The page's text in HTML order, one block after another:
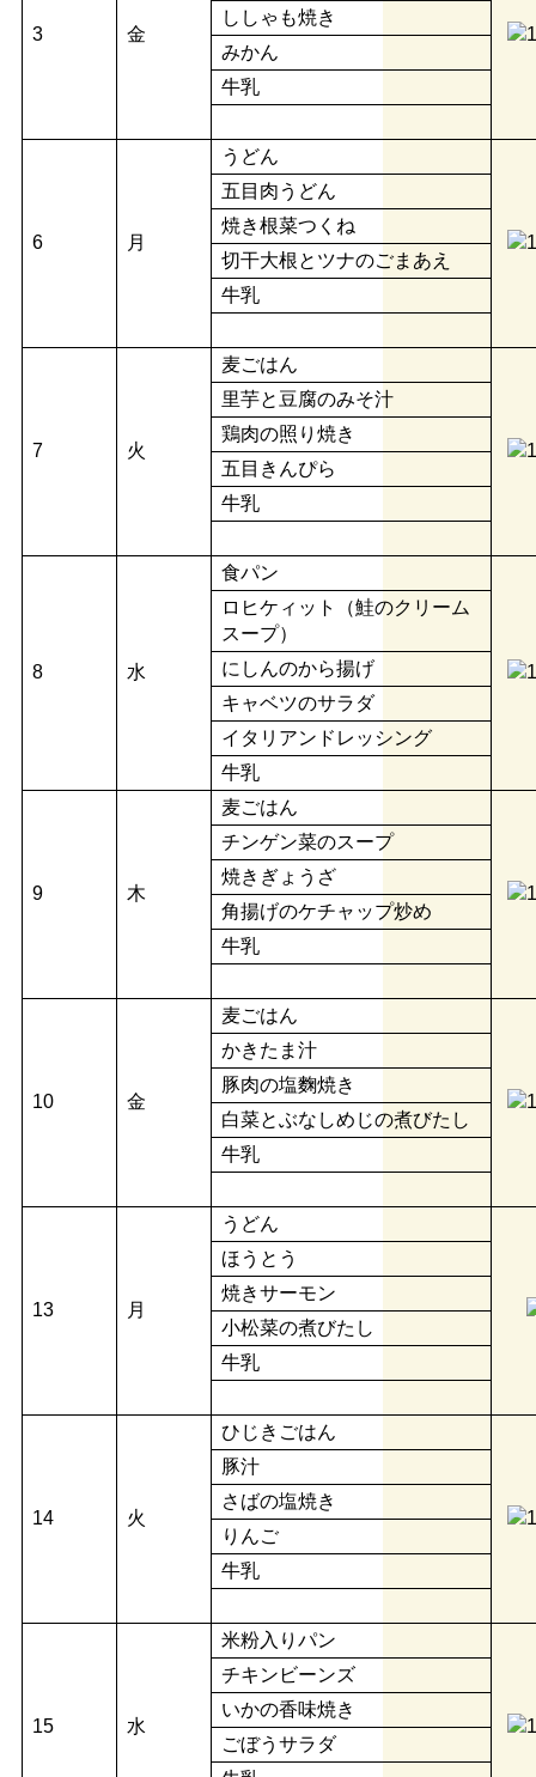
3 金
ししゃも焼き
みかん
牛乳
6 月
うどん
五目肉うどん
焼き根菜つくね
切干大根とツナのごまあえ
牛乳
7 火
麦ごはん
里芋と豆腐のみそ汁
鶏肉の照り焼き
五目きんぴら
牛乳
8 水
食パン
ロヒケィット（鮭のクリーム
スープ）
にしんのから揚げ
キャベツのサラダ
イタリアンドレッシング
牛乳
9 木
麦ごはん
チンゲン菜のスープ
焼きぎょうざ
角揚げのケチャップ炒め
牛乳
10 金
麦ごはん
かきたま汁
豚肉の塩麴焼き
白菜とぶなしめじの煮びたし
牛乳
13 月
うどん
ほうとう
焼きサーモン
小松菜の煮びたし
牛乳
14 火
ひじきごはん
豚汁
さばの塩焼き
りんご
牛乳
15 水
米粉入りパン
チキンビーンズ
いかの香味焼き
ごぼうサラダ